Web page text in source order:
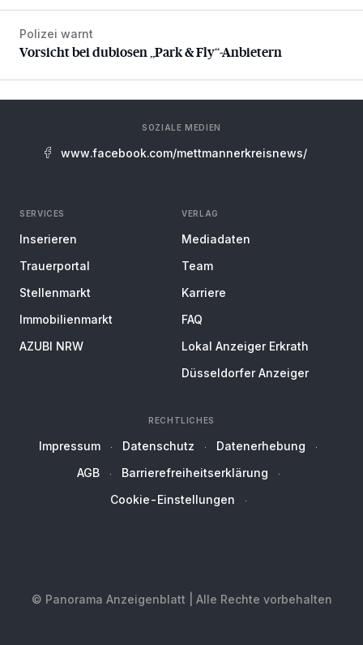
Vorsicht bei dubiosen „Park & Fly“-Anbietern
Polizei warnt
Vorsicht bei dubiosen „Park & Fly“-Anbietern
SOZIALE MEDIEN
www.facebook.com/mettmannerkreisnews/
SERVICES
Inserieren
Trauerportal
Stellenmarkt
Immobilienmarkt
AZUBI NRW
VERLAG
Mediadaten
Team
Karriere
FAQ
Lokal Anzeiger Erkrath
Düsseldorfer Anzeiger
RECHTLICHES
Impressum Datenschutz
Datenerhebung
AGB
Barrierefreiheitserklärung
Cookie-Einstellungen
© Panorama Anzeigenblatt | Alle Rechte vorbehalten